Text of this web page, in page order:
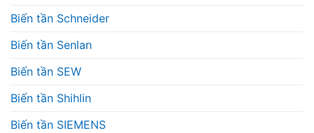
Biến tần Schneider
Biến tần Senlan
Biến tần SEW
Biến tần Shihlin
Biến tần SIEMENS